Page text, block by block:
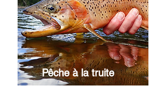
Pêche à la truite